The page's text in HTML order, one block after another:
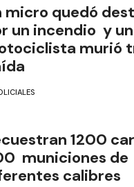
micro quedó
un incendio y un
murió
1200
municiones de
calibres